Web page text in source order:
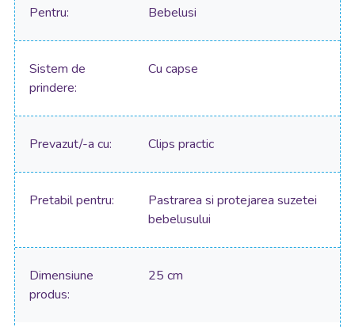
Pentru Bebelusi
Sistem de
prindere
Cu capse
Prevazut/-a cu Clips practic
Pretabil pentru
Pastrarea si protejarea suzetei
bebelusului
Dimensiune
produs
25 cm